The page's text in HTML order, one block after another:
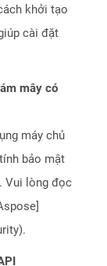
khởi tạo
cài đặt
mây có
máy chủ
bảo mật
Vui lòng đọc